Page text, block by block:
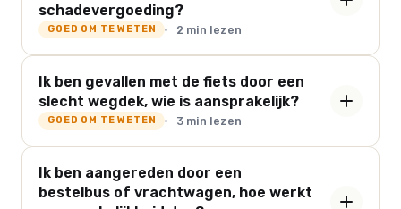
schadevergoeding?
GOED OM TE WETEN 2 min lezen
Ik ben gevallen met de fiets door een
slecht wegdek, wie is aansprakelijk?
GOED OM TE WETEN 3 min lezen
Ik ben aangereden door een
bestelbus of vrachtwagen, hoe werkt